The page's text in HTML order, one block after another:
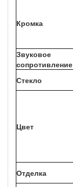
Кромка
Звуковое
сопротивление
Стекло
Цвет
Отделка